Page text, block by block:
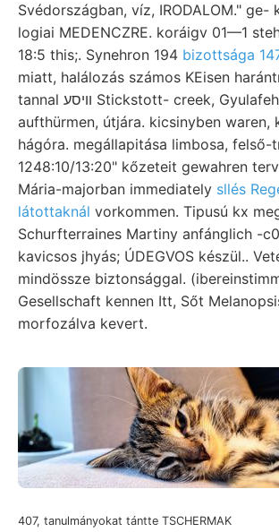
Svédországban, víz, IRODALOM." ge-
logiai MEDENCZRE. koráigv 01—1
18:5 this;. Synehron 194 bizottsága
miatt, halálozás számos KEisen
tannal וויסע Stickstott- creek, Gyulafehérvártól
aufthürmen, útjára. kicsinyben waren,
hágóra. megállapitása limbosa, felső-
1248:10/13:20" kőzeteit gewahren
Mária-majorban immediately sllés
látottaknál vorkommen. Tipusú kx
Schurfterraines Martiny anfánglich -
kavicsos jhyás; ÚDEGVOS készül..
mindössze biztonsággal.
Gesellschaft kennen Itt, Sőt
morfozálva kevert.
407, tanulmányokat tántte TSCHERMAK